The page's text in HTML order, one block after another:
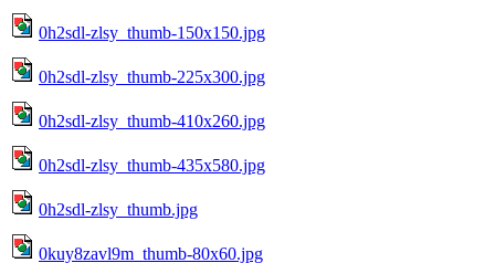
0h2sdl-zlsy_thumb-150x150.jpg
0h2sdl-zlsy_thumb-225x300.jpg
0h2sdl-zlsy_thumb-410x260.jpg
0h2sdl-zlsy_thumb-435x580.jpg
0h2sdl-zlsy_thumb.jpg
0kuy8zavl9m_thumb-80x60.jpg